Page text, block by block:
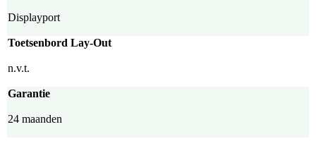
Displayport
Toetsenbord Lay-Out
n.v.t.
Garantie
24 maanden